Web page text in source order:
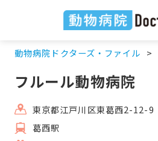
動物病院ドクターズ・ファイル
フルール動物病院
東京都江戸川区東葛西2-12-9
葛西駅